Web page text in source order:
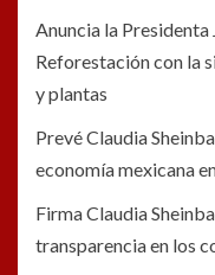
Anuncia la
Reforestación con la
y plantas
Prevé Claudia
economía mexicana
Firma Claudia
transparencia en los